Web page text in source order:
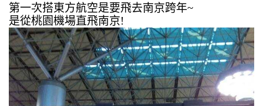
第一次搭東方航空是要飛去南京跨年~
是從桃園機場直飛南京!